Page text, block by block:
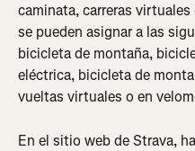
caminata, carreras
se pueden asignar a las
bicicleta de montaña,
eléctrica, bicicleta de
vueltas virtuales o en
En el sitio web de Strava,